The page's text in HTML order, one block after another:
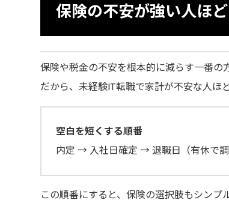
保険の不安が強い人ほ
保険や税金の不安を根本的に減らす一番の
だから、未経験IT転職で家計が不安な人ほ
空白を短くする順番
内定 → 入社日確定 → 退職日（有休で調
この順番にすると、保険の選択肢もシンプ